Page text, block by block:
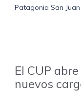
Patagonia San Juan
El CUP
nuevos